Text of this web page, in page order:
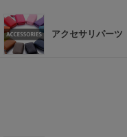
アクセサリパーツ